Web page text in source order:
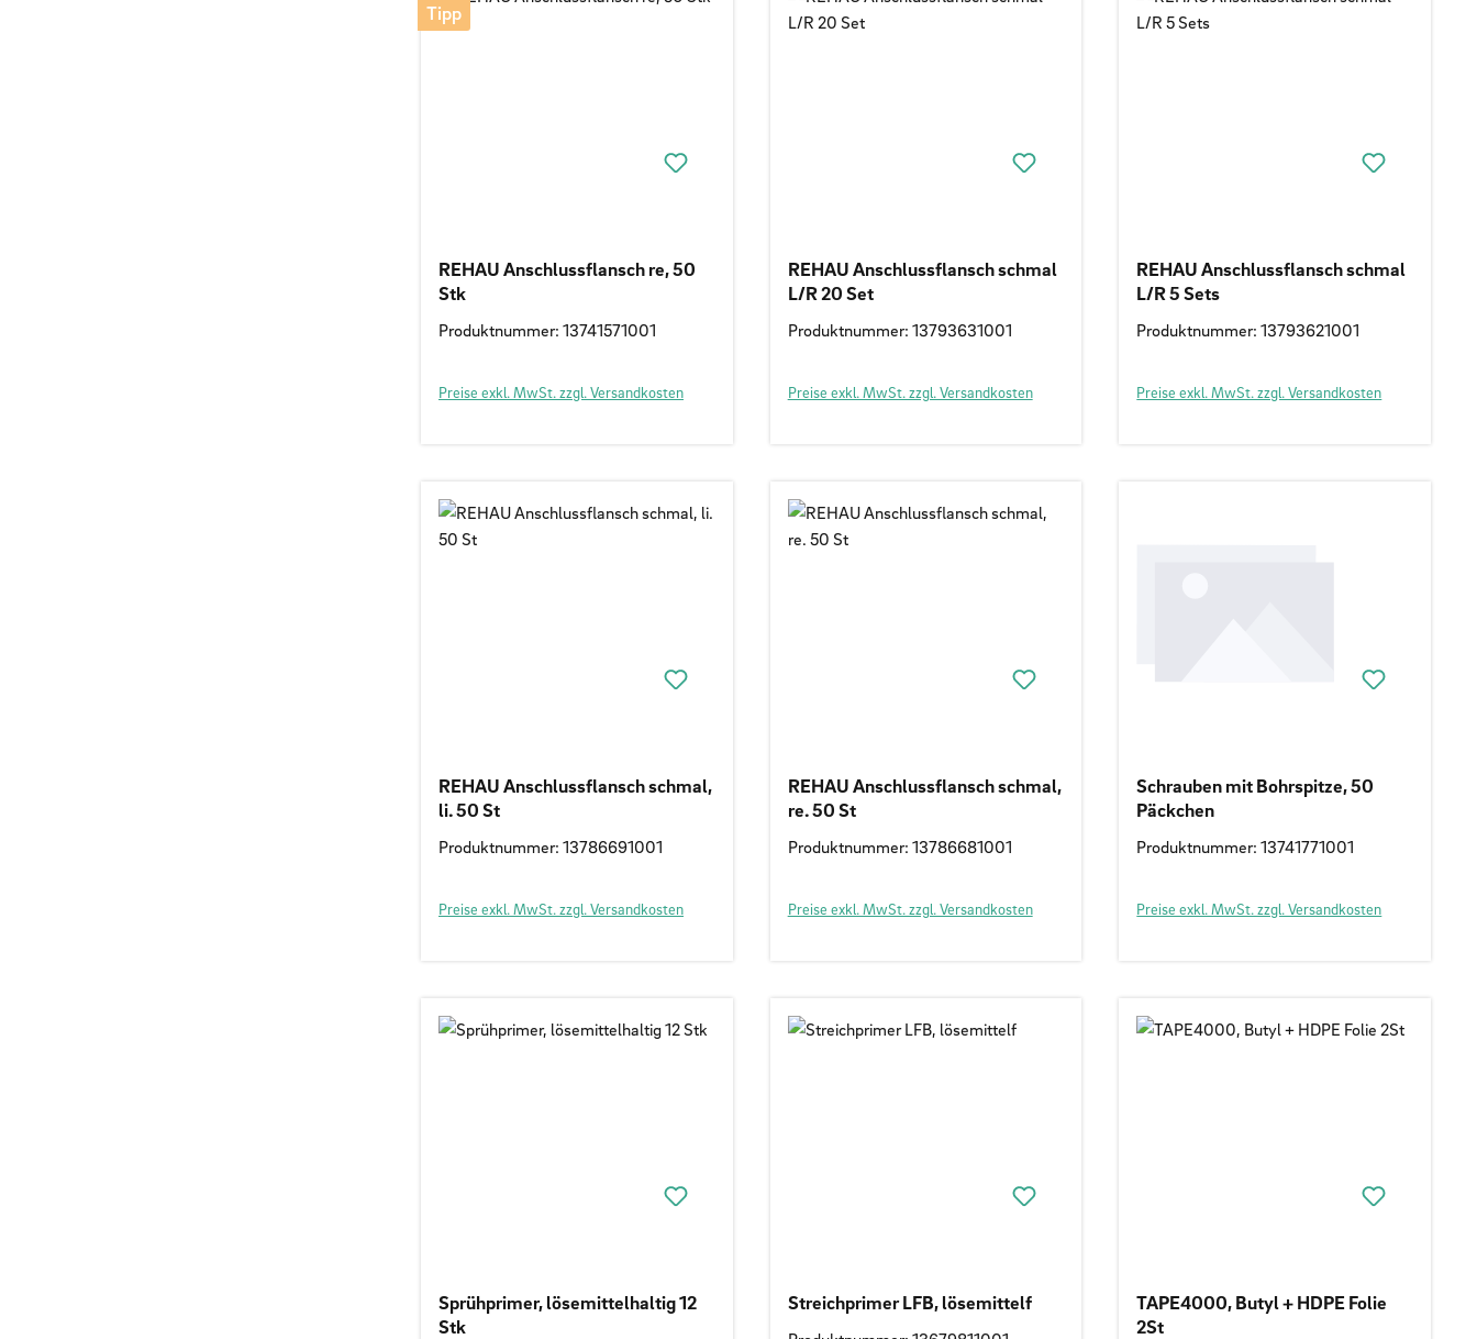
Tipp
REHAU Anschlussflansch re, 50
Stk
Produktnummer: 13741571001
Preise exkl. MwSt. zzgl. Versandkosten
REHAU Anschlussflansch schmal
L/R 20 Set
Produktnummer: 13793631001
Preise exkl. MwSt. zzgl. Versandkosten
REHAU Anschlussflansch schmal
L/R 5 Sets
Produktnummer: 13793621001
Preise exkl. MwSt. zzgl. Versandkosten
REHAU Anschlussflansch schmal,
li. 50 St
Produktnummer: 13786691001
Preise exkl. MwSt. zzgl. Versandkosten
REHAU Anschlussflansch schmal,
re. 50 St
Produktnummer: 13786681001
Preise exkl. MwSt. zzgl. Versandkosten
Schrauben mit Bohrspitze, 50
Päckchen
Produktnummer: 13741771001
Preise exkl. MwSt. zzgl. Versandkosten
Sprühprimer, lösemittelhaltig 12
Stk
Streichprimer LFB, lösemittelf
TAPE4000, Butyl + HDPE Folie
2St